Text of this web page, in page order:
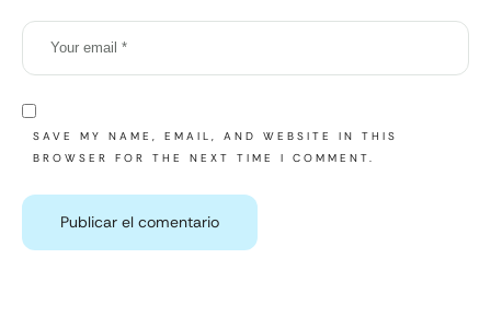
SAVE MY NAME, EMAIL, AND WEBSITE IN THIS
BROWSER FOR THE NEXT TIME I COMMENT.